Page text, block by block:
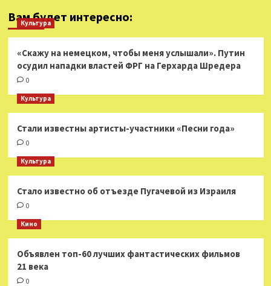
Вам будет интересно:
Культура
«Скажу на немецком, чтобы меня услышали». Путин
осудил нападки властей ФРГ на Герхарда Шредера
0
Культура
Стали известны артисты-участники «Песни года»
0
Культура
Стало известно об отъезде Пугачевой из Израиля
0
Кино
Объявлен топ-60 лучших фантастических фильмов
21 века
0